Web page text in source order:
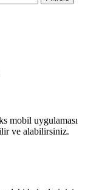
mobil uygulaması
ve alabilirsiniz.